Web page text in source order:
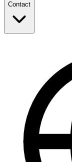
Contact